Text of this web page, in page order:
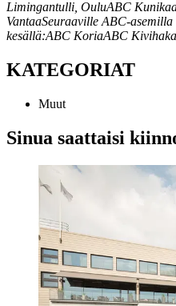
Limingantulli, OuluABC
VantaaSeuraaville ABC-
kesällä:ABC KoriaABC
KATEGORIAT
Muut
Sinua saattaisi